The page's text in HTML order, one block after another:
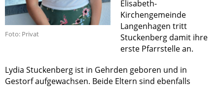
Foto: Privat
Elisabeth-
Kirchengemeinde
Langenhagen tritt
Stuckenberg damit ihre
erste Pfarrstelle an.
Lydia Stuckenberg ist in Gehrden geboren und in
Gestorf aufgewachsen. Beide Eltern sind ebenfalls